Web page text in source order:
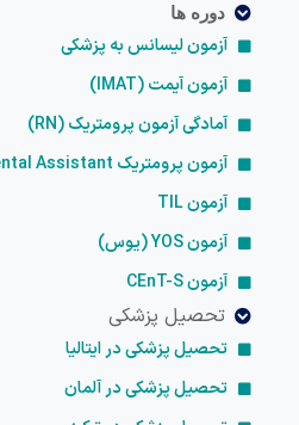
دوره ها
آزمون لیسانس به پزشکی
آزمون آیمت (IMAT)
آمادگی آزمون پرومتریک (RN)
آزمون پرومتریک Dental Assistant
آزمون TIL
آزمون YOS (یوس)
آزمون CEnT-S
تحصیل پزشکی
تحصیل پزشکی در ایتالیا
تحصیل پزشکی در آلمان